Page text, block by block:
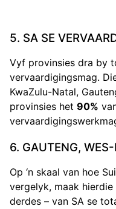
5. SA SE
Vyf provinsies dra by
vervaardigingsmag.
KwaZulu-Natal,
provinsies het 90%
6. GAUTENG,
Op ‘n skaal van hoe
vergelyk, maak hierdie
derdes – van SA se